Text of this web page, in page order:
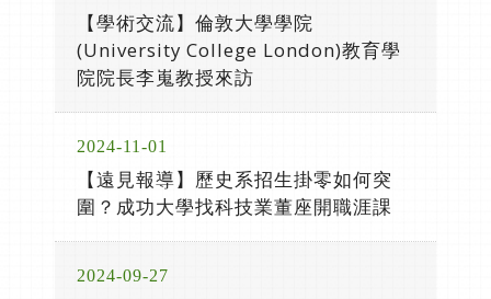
【學術交流】倫敦大學學院
(University College London)教育學
院院長李嵬教授來訪
2024-11-01
【遠見報導】歷史系招生掛零如何突
圍？成功大學找科技業董座開職涯課
2024-09-27